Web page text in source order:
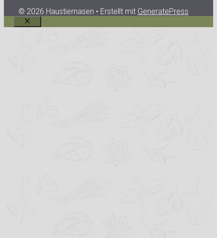
© 2026 Haustiernasen • Erstellt mit GeneratePress
Schließen